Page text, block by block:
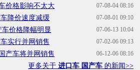
07-08-04 08:16
价格影响不太大
07-08-01 09:10
降价速度减缓
07-06-13 10:04
价格降幅明显
07-02-06 09:13
实行并网销售
06-12-06 08:16
产车将并网销售
更多关于 进口车 国产车 的新闻>>